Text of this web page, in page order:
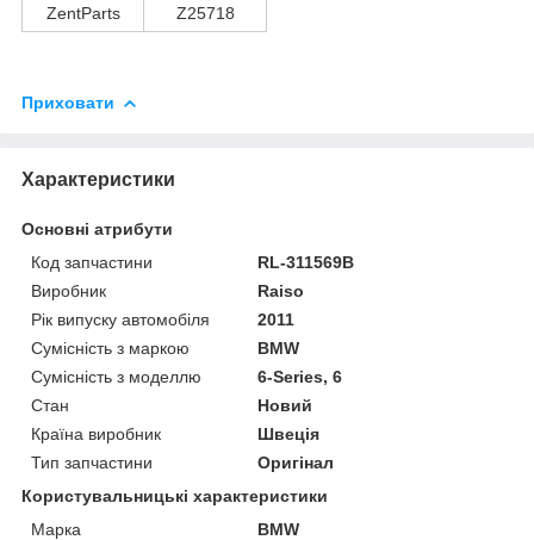
ZentParts
Z25718
Приховати
Характеристики
Основні атрибути
Код запчастини
RL-311569B
Виробник
Raiso
Рік випуску автомобіля
2011
Сумісність з маркою
BMW
Сумісність з моделлю
6-Series, 6
Стан
Новий
Країна виробник
Швеція
Тип запчастини
Оригінал
Користувальницькі характеристики
Марка
BMW